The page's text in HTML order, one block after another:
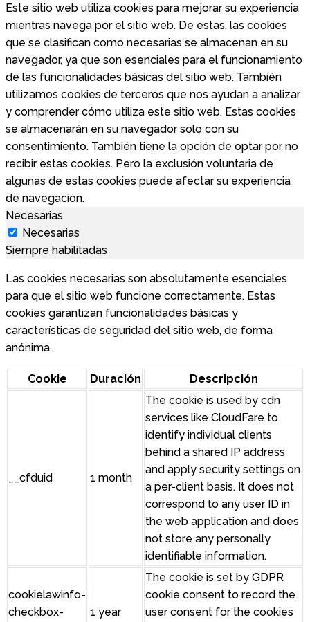
Este sitio web utiliza cookies para mejorar su experiencia
mientras navega por el sitio web. De estas, las cookies
que se clasifican como necesarias se almacenan en su
navegador, ya que son esenciales para el funcionamiento
de las funcionalidades básicas del sitio web. También
utilizamos cookies de terceros que nos ayudan a analizar
y comprender cómo utiliza este sitio web. Estas cookies
se almacenarán en su navegador solo con su
consentimiento. También tiene la opción de optar por no
recibir estas cookies. Pero la exclusión voluntaria de
algunas de estas cookies puede afectar su experiencia
de navegación.
Necesarias
Necesarias
Siempre habilitadas
Las cookies necesarias son absolutamente esenciales
para que el sitio web funcione correctamente. Estas
cookies garantizan funcionalidades básicas y
características de seguridad del sitio web, de forma
anónima.
Cookie Duración Descripción
__cfduid 1 month
The cookie is used by cdn
services like CloudFare to
identify individual clients
behind a shared IP address
and apply security settings on
a per-client basis. It does not
correspond to any user ID in
the web application and does
not store any personally
identifiable information.
cookielawinfo-
checkbox-
1 year
The cookie is set by GDPR
cookie consent to record the
user consent for the cookies